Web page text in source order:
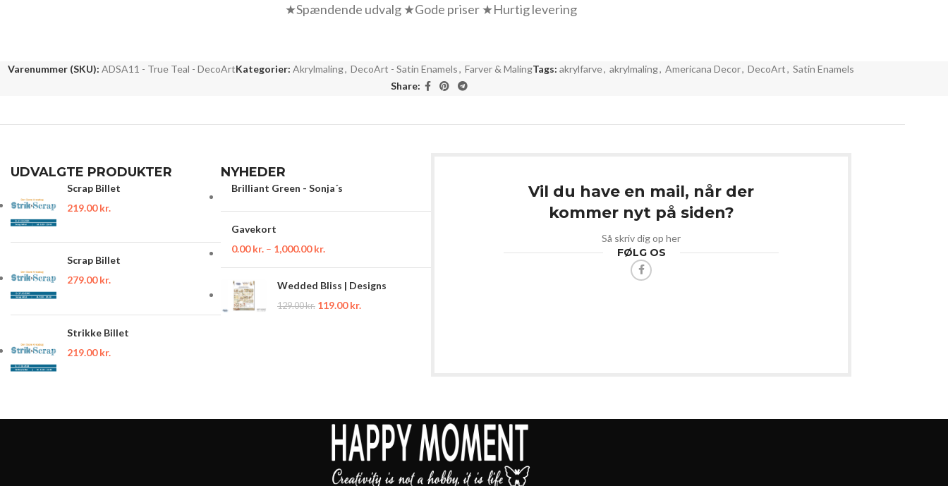
★Spændende udvalg ★Gode priser ★Hurtig levering
Varenummer (SKU): ADSA11 - True Teal - DecoArtKategorier: Akrylmaling, DecoArt - Satin Enamels, Farver & MalingTags: akrylfarve, akrylmaling, Americana Decor, DecoArt, Satin Enamels
Share:
UDVALGTE PRODUKTER
Scrap Billet
219.00kr.
Scrap Billet
279.00kr.
Strikke Billet
219.00kr.
NYHEDER
Brilliant Green - Sonja´s
Gavekort
0.00kr. – 1,000.00kr.
Wedded Bliss | Designs
129.00kr. 119.00kr.
Vil du have en mail, når der
kommer nyt på siden?
Så skriv dig op her
FØLG OS